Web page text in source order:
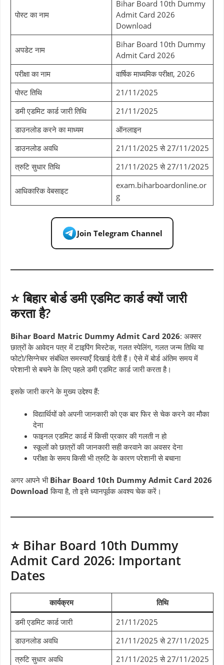
पोस्ट का नाम
Bihar Board 10th Dummy
Admit Card 2026
Download
अपडेट नाम
Bihar Board 10th Dummy
Admit Card 2026
परीक्षा का नाम
वार्षिक माध्यमिक परीक्षा, 2026
पोस्ट तिथि
21/11/2025
डमी एडमिट कार्ड जारी तिथि
21/11/2025
डाउनलोड करने का माध्यम
ऑनलाइन
डाउनलोड अवधि
21/11/2025 से 27/11/2025
त्रुटि सुधार तिथि
21/11/2025 से 27/11/2025
आधिकारिक वेबसाइट
exam.biharboardonline.or
g
Join Telegram Channel
⭐ बिहार बोर्ड डमी एडमिट कार्ड क्यों जारी
करता है?
Bihar Board Matric Dummy Admit Card 2026: अक्सर
छात्रों के आवेदन पत्र में टाइपिंग मिस्टेक, गलत स्पेलिंग, गलत जन्म तिथि या
फोटो/सिग्नेचर संबंधित समस्याएँ दिखाई देती हैं। ऐसे में बोर्ड अंतिम समय में
परेशानी से बचने के लिए पहले डमी एडमिट कार्ड जारी करता है।
इसके जारी करने के मुख्य उद्देश्य हैं:
विद्यार्थियों को अपनी जानकारी को एक बार फिर से चेक करने का मौका
देना
फाइनल एडमिट कार्ड में किसी प्रकार की गलती न हो
स्कूलों को छात्रों की जानकारी सही करवाने का अवसर देना
परीक्षा के समय किसी भी त्रुटि के कारण परेशानी से बचाना
अगर आपने भी Bihar Board 10th Dummy Admit Card 2026
Download किया है, तो इसे ध्यानपूर्वक अवश्य चेक करें।
⭐ Bihar Board 10th Dummy
Admit Card 2026: Important
Dates
कार्यक्रम
तिथि
डमी एडमिट कार्ड जारी
21/11/2025
डाउनलोड अवधि
21/11/2025 से 27/11/2025
त्रुटि सुधार अवधि
21/11/2025 से 27/11/2025